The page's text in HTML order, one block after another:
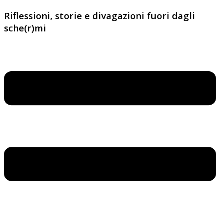
Riflessioni, storie e divagazioni fuori dagli
sche(r)mi